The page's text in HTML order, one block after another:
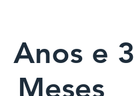
Anos e 3
Meses